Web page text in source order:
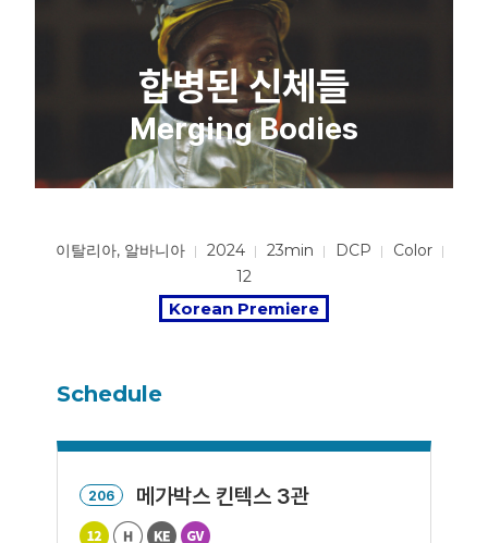
합병된 신체들
Merging Bodies
이탈리아, 알바니아 2024 23min DCP
Color
12
Korean Premiere
Schedule
206 메가박스 킨텍스 3관